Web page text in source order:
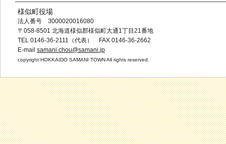
様似町役場
法人番号 3000020016080
〒058-8501 北海道様似郡様似町大通1丁目21番地
TEL 0146-36-2111（代表） FAX 0146-36-2662
E-mail samani.chou@samani.jp
copyright HOKKAIDO SAMANI TOWN All rights reserved.